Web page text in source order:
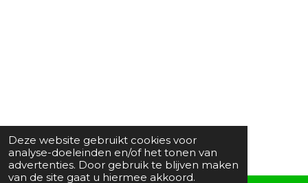
Deze website gebruikt cookies voor
analyse-doeleinden en/of het tonen van
advertenties. Door gebruik te blijven maken
van de site gaat u hiermee akkoord.